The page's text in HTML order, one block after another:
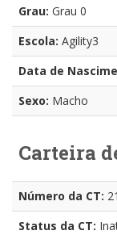
Grau: Grau 0
Escola: Agility3
Data de
Sexo: Macho
Carteira
Número da CT:
Status da CT: